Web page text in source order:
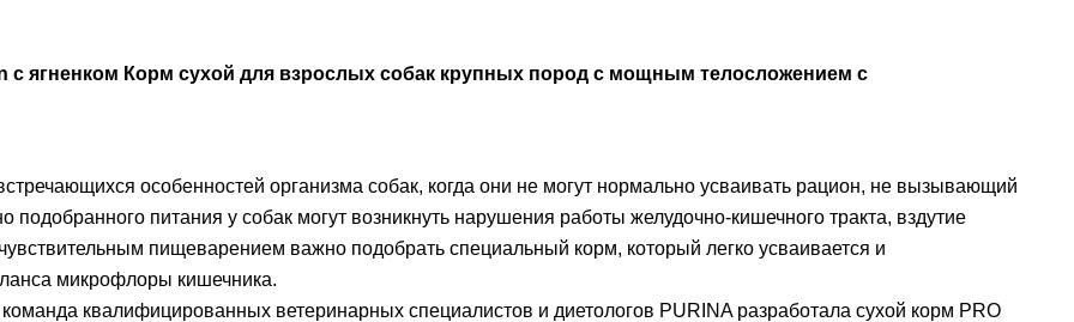
с ягненком Корм сухой для взрослых собак крупных пород с мощным телосложением с
особенностей организма собак, когда они не могут нормально усваивать рацион, не вызывающий
подобранного питания у собак могут возникнуть нарушения работы желудочно-кишечного тракта, вздутие
пищеварением важно подобрать специальный корм, который легко усваивается и
микрофлоры кишечника.
квалифицированных ветеринарных специалистов и диетологов PURINA разработала сухой корм PRO